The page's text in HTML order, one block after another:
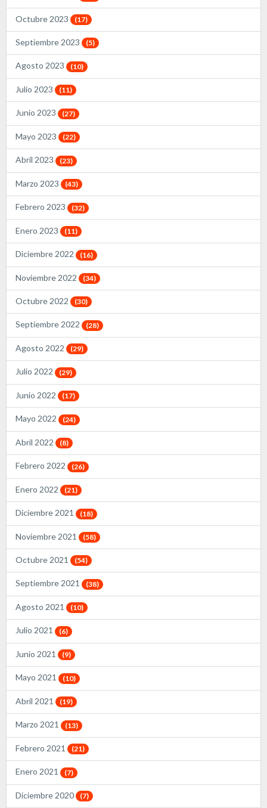
Octubre 2023 (17)
Septiembre 2023 (5)
Agosto 2023 (10)
Julio 2023 (11)
Junio 2023 (27)
Mayo 2023 (22)
Abril 2023 (23)
Marzo 2023 (43)
Febrero 2023 (32)
Enero 2023 (11)
Diciembre 2022 (16)
Noviembre 2022 (34)
Octubre 2022 (30)
Septiembre 2022 (28)
Agosto 2022 (29)
Julio 2022 (29)
Junio 2022 (17)
Mayo 2022 (24)
Abril 2022 (8)
Febrero 2022 (26)
Enero 2022 (21)
Diciembre 2021 (18)
Noviembre 2021 (58)
Octubre 2021 (54)
Septiembre 2021 (38)
Agosto 2021 (10)
Julio 2021 (6)
Junio 2021 (9)
Mayo 2021 (10)
Abril 2021 (19)
Marzo 2021 (13)
Febrero 2021 (21)
Enero 2021 (7)
Diciembre 2020 (7)